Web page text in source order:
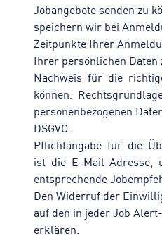
Jobangebote senden zu
speichern wir bei
Zeitpunkte Ihrer
Ihrer persönlichen
Nachweis für die
können.
personenbezogenen
DSGVO.
Pflichtangabe für die
ist die E-Mail-Adresse,
entsprechende
Den Widerruf der
auf den in jeder Job
erklären.